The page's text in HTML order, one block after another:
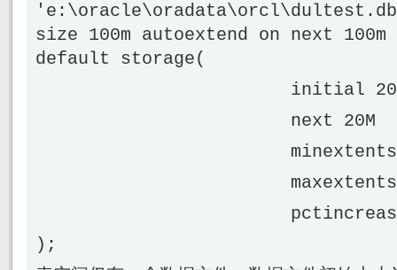
size 100m autoextend on next
default storage(
initial
next 20M
minextents
maxextents
pctincrease
);